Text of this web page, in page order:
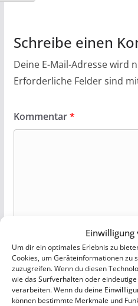
Um dir ein optimales Erlebnis zu
Cookies, um Geräteinformationen zu
zuzugreifen. Wenn du diesen
wie das Surfverhalten oder
verarbeiten. Wenn du deine
können bestimmte Merkmale und
Schreibe einen
Deine E-Mail-Adresse wird
Erforderliche Felder sind
Kommentar*
Name*